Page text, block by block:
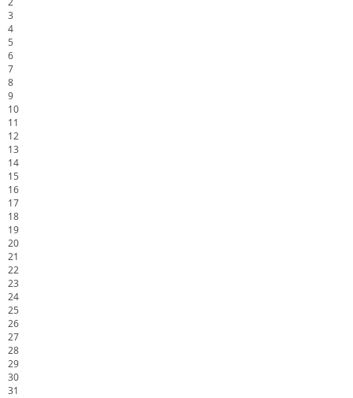
3
4
5
6
7
8
9
10
11
12
13
14
15
16
17
18
19
20
21
22
23
24
25
26
27
28
29
30
31